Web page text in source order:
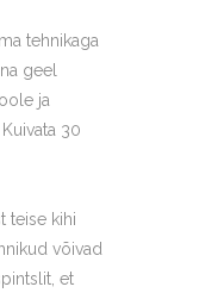
tehnikaga
geel
ja
30
teise kihi
võivad
et